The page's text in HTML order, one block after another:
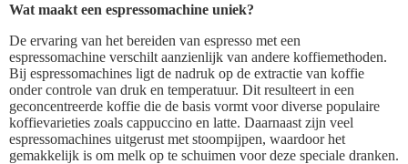
Wat maakt een espressomachine uniek?
De ervaring van het bereiden van espresso met een
espressomachine verschilt aanzienlijk van andere koffiemethoden.
Bij espressomachines ligt de nadruk op de extractie van koffie
onder controle van druk en temperatuur. Dit resulteert in een
geconcentreerde koffie die de basis vormt voor diverse populaire
koffievarieties zoals cappuccino en latte. Daarnaast zijn veel
espressomachines uitgerust met stoompijpen, waardoor het
gemakkelijk is om melk op te schuimen voor deze speciale dranken.